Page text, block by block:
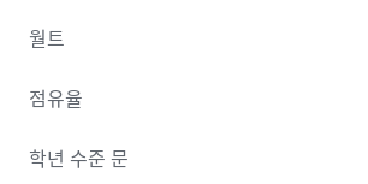
월트
점유율
학년 수준 문